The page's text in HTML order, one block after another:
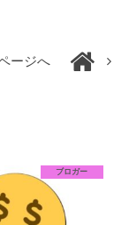
ージへ
ブロガー